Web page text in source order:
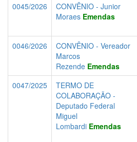
0045/2026
CONVÊNIO - Junior
Moraes Emendas
0046/2026
CONVÊNIO - Vereador
Marcos
Rezende Emendas
0047/2025
TERMO DE
COLABORAÇÃO -
Deputado Federal
Miguel
Lombardi Emendas